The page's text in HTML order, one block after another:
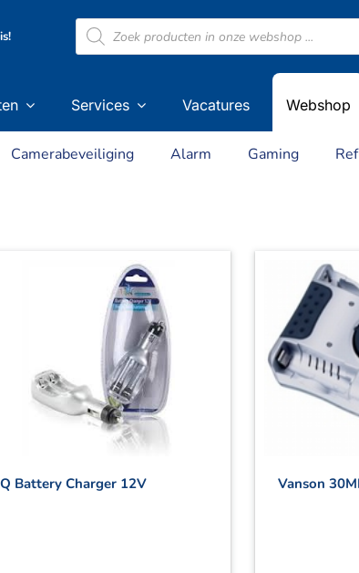
Producten
zoeken
Services Vacatures Webshop
Camerabeveiliging Alarm Gaming
Battery Charger 12V Vanson